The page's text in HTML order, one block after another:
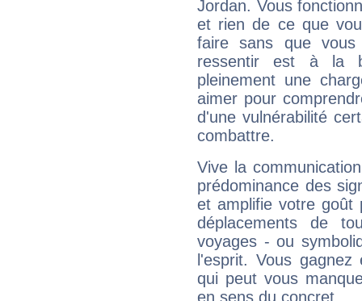
Jordan. Vous
et rien de ce que
faire sans que
ressentir est à la
pleinement une
aimer pour
d'une vulnérabilité
combattre.
Vive la
prédominance des
et amplifie votre goût
déplacements de
voyages - ou
l'esprit. Vous
qui peut vous
en sens du concret.